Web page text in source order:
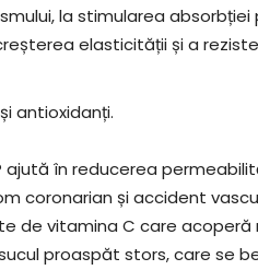
la stimularea absorbției
elasticității și a
antioxidanți.
în reducerea
coronarian și accident
de vitamina C care acoperă
proaspăt stors, care se